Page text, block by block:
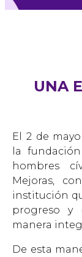
UNA
El 2 de
la
hombres
Mejoras,
institución
progreso y
manera
De esta